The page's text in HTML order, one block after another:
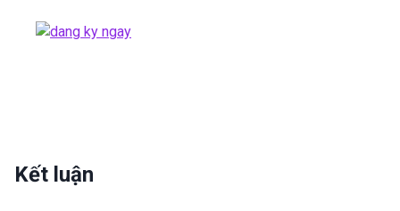
Kết luận